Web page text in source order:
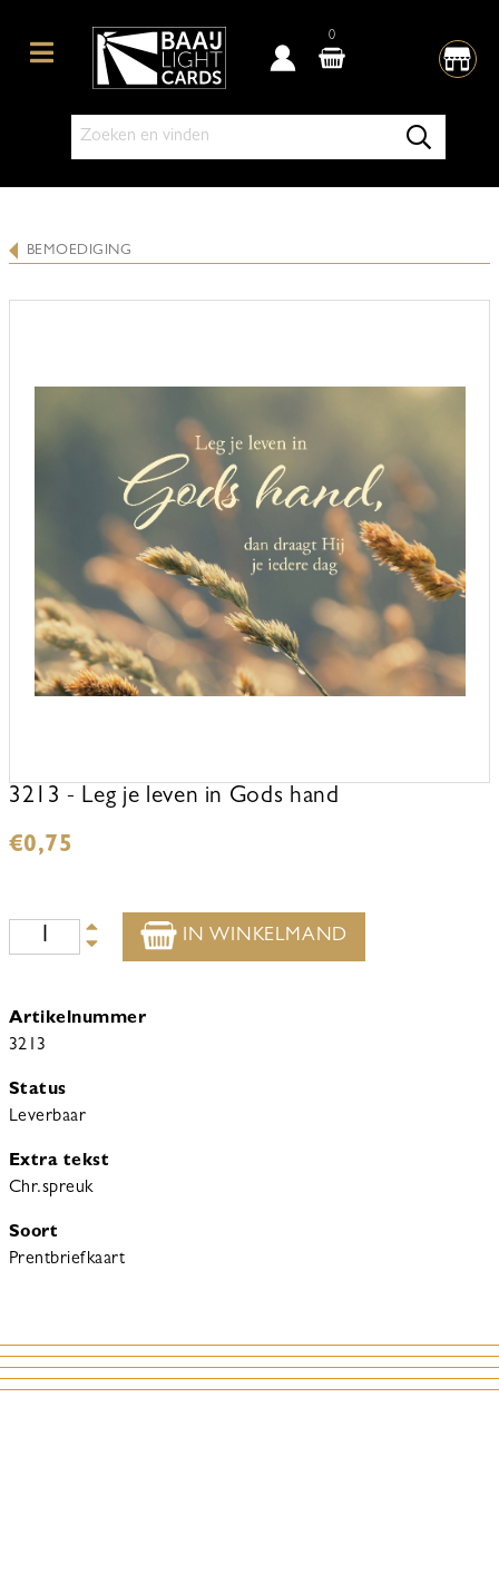
0
BEMOEDIGING
3213 - Leg je leven in Gods hand
€0,75
IN WINKELMAND
Artikelnummer
3213
Status
Leverbaar
Extra tekst
Chr.spreuk
Soort
Prentbriefkaart